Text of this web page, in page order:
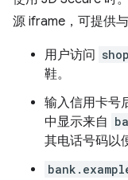
源 iframe，可提供
用户访问
鞋。
输入信用卡号
中显示来自
其电话号码以